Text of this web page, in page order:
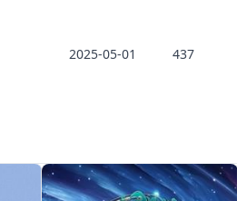
2025-05-01 437